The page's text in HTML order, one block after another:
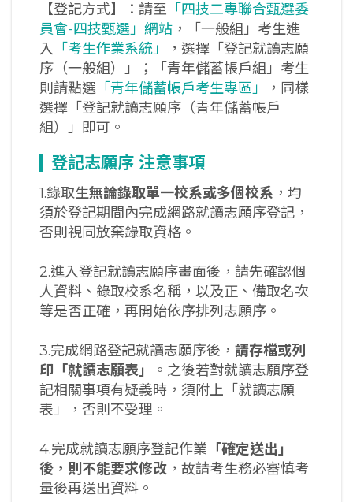
【登記方式】：請至 「四技二專聯合甄選委
員會-四技甄選」網站 ，「一般組」考生進
入 「考生作業系統」
，選擇「登記就讀志願
序（一般組）」；「青年儲蓄帳戶組」考生
則請點選 「青年儲蓄帳戶考生專區」
，同樣
選擇「登記就讀志願序（青年儲蓄帳戶
組）」即可。
登記志願序 注意事項
1.錄取生無論錄取單一校系或多個校系 ，均
須於登記期間內完成網路就讀志願序登記，
否則視同放棄錄取資格。
2.進入登記就讀志願序畫面後，請先確認個
人資料、錄取校系名稱，以及正、備取名次
等是否正確，再開始依序排列志願序。
3.完成網路登記就讀志願序後， 請存檔或列
印「就讀志願表」
。之後若對就讀志願序登
記相關事項有疑義時，須附上「就讀志願
表」，否則不受理。
4.完成就讀志願序登記作業 「確定送出」
後，則不能要求修改 ，故請考生務必審慎考
量後再送出資料。